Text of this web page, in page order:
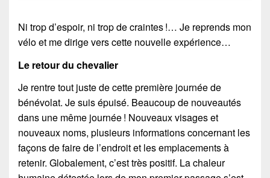
Ni trop d’espoir, ni trop de craintes !… Je reprends mon
vélo et me dirige vers cette nouvelle expérience…
Le retour du chevalier
Je rentre tout juste de cette première journée de
bénévolat. Je suis épuisé. Beaucoup de nouveautés
dans une même journée ! Nouveaux visages et
nouveaux noms, plusieurs informations concernant les
façons de faire de l’endroit et les emplacements à
retenir. Globalement, c’est très positif. La chaleur